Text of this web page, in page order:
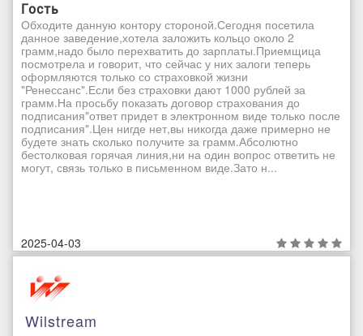
Гость
Обходите данную контору стороной.Сегодня посетила
данное заведение,хотела заложить кольцо около 2
грамм,надо было перехватить до зарплаты.Приемщица
посмотрела и говорит, что сейчас у них залоги теперь
оформляются только со страховкой жизни
"Ренессанс".Если без страховки дают 1000 рублей за
грамм.На просьбу показать договор страхования до
подписания"ответ придет в электронном виде только после
подписания".Цен нигде нет,вы никогда даже примерно не
будете знать сколько получите за грамм.Абсолютно
бестолковая горячая линия,ни на один вопрос ответить не
могут, связь только в письменном виде.Зато н...
2025-04-03
Wilstream